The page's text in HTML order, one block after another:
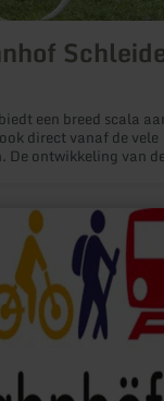
een breed scala
direct vanaf de vele
De ontwikkeling van
in de
naar de